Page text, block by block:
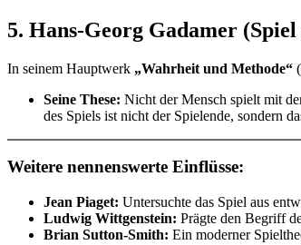
5. Hans-Georg Gadamer (Spiel
In seinem Hauptwerk „Wahrheit und Methode“
Seine These: Nicht der Mensch spielt mit
des Spiels ist nicht der Spielende, sondern
Weitere nennenswerte Einflüsse:
Jean Piaget: Untersuchte das Spiel aus
Ludwig Wittgenstein: Prägte den Begriff
Brian Sutton-Smith: Ein moderner